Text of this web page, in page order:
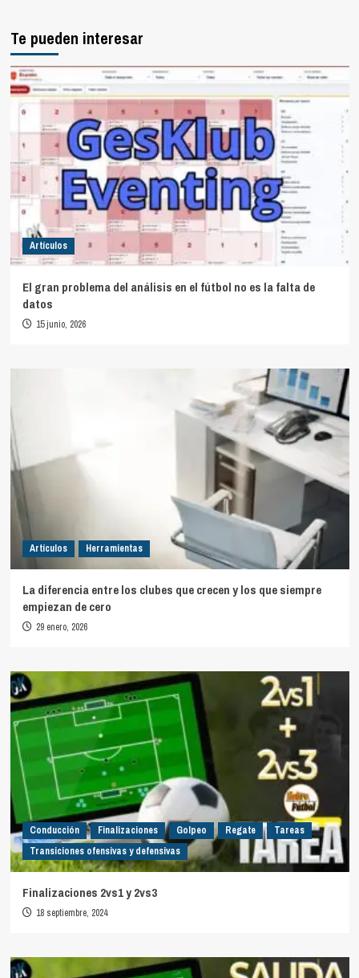
Te pueden interesar
Artículos
El gran problema del análisis en el fútbol no es la falta de
datos
15 junio, 2026
Artículos Herramientas
La diferencia entre los clubes que crecen y los que siempre
empiezan de cero
29 enero, 2026
Conducción Finalizaciones Golpeo Regate
Tareas
Transiciones ofensivas y defensivas
Finalizaciones 2vs1 y 2vs3
18 septiembre, 2024